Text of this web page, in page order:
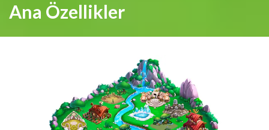
Ana Özellikler